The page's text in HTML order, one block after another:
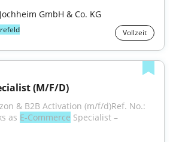
GmbH & Co. KG
Vollzeit
(M/F/D)
& B2B Activation (m/f/d)Ref. No.:
as E-Commerce Specialist –